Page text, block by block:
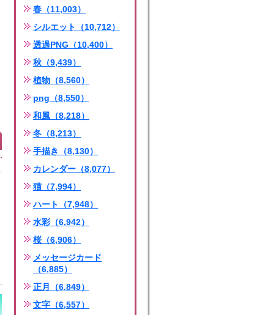
春（11,003）
シルエット（10,712）
透過PNG（10,400）
秋（9,439）
植物（8,560）
png（8,550）
和風（8,218）
冬（8,213）
手描き（8,130）
カレンダー（8,077）
猫（7,994）
ハート（7,948）
水彩（6,942）
桜（6,906）
メッセージカード
（6,885）
正月（6,849）
文字（6,557）